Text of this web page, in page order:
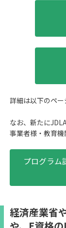
詳細は以下のペー
なお、新たに
事業者様・教育機
プログラム
経済産業省